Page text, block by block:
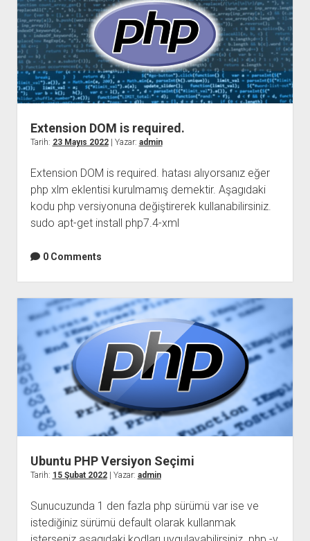
Extension DOM is required.
Tarih: 23 Mayıs 2022| Yazar: admin
Extension DOM is required. hatası alıyorsanız eğer
php xlm eklentisi kurulmamış demektir. Aşagıdaki
kodu php versiyonuna değiştirerek kullanabilirsiniz.
sudo apt-get install php7.4-xml
0 Comments
Ubuntu PHP Versiyon Seçimi
Tarih: 15 Şubat 2022| Yazar: admin
Sunucuzunda 1 den fazla php sürümü var ise ve
istediğiniz sürümü default olarak kullanmak